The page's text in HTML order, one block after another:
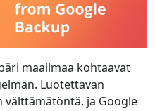
maailmaa kohtaavat
Luotettavan
ja Google